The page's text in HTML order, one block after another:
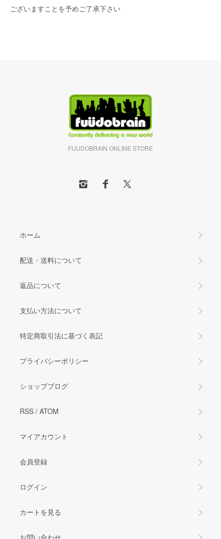
ございますことを予めご了承下さい
FUUDOBRAIN ONLINE STORE
ホーム
配送・送料について
返品について
支払い方法について
特定商取引法に基づく表記
プライバシーポリシー
ショップブログ
RSS / ATOM
マイアカウント
会員登録
ログイン
カートを見る